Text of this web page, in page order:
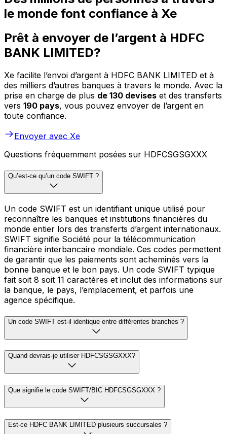
le monde font confiance à Xe
Prêt à envoyer de l’argent à HDFC
BANK LIMITED?
Xe facilite l’envoi d’argent à HDFC BANK LIMITED et à
des milliers d’autres banques à travers le monde. Avec la
prise en charge de plus de 130 devises et des transferts
vers 190 pays, vous pouvez envoyer de l’argent en
toute confiance.
Envoyer avec Xe
Questions fréquemment posées sur HDFCSGSGXXX
Qu’est-ce qu’un code SWIFT ?
Un code SWIFT est un identifiant unique utilisé pour
reconnaître les banques et institutions financières du
monde entier lors des transferts d’argent internationaux.
SWIFT signifie Société pour la télécommunication
financière interbancaire mondiale. Ces codes permettent
de garantir que les paiements sont acheminés vers la
bonne banque et le bon pays. Un code SWIFT typique
fait soit 8 soit 11 caractères et inclut des informations sur
la banque, le pays, l’emplacement, et parfois une
agence spécifique.
Un code SWIFT est-il identique entre différentes branches ?
Quand devrais-je utiliser HDFCSGSGXXX?
Que signifie le code SWIFT/BIC HDFCSGSGXXX ?
Est-ce HDFC BANK LIMITED plusieurs succursales ?